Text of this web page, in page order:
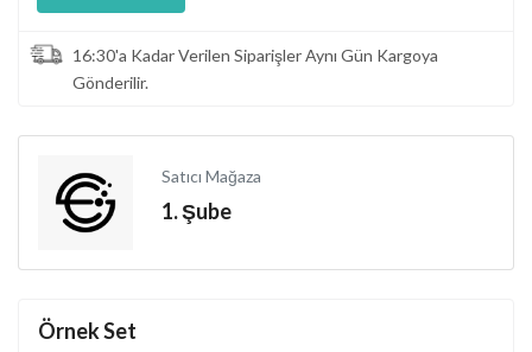
16:30'a Kadar Verilen Siparişler Aynı Gün Kargoya
Gönderilir.
Satıcı Mağaza
1. Şube
Örnek Set